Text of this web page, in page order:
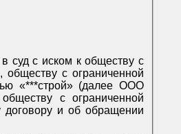
суд с иском к обществу с
с ограниченной
«***строй» (далее ООО
обществу с ограниченной
договору и об обращении